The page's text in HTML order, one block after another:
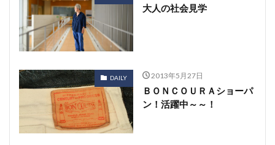
大人の社会見学
DAILY 2013年5月27日
ＢＯＮＣＯＵＲＡショーパ
ン！活躍中～～！